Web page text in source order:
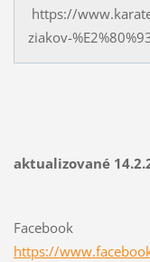
https://
ziakov-
aktualizované
Facebook
https://